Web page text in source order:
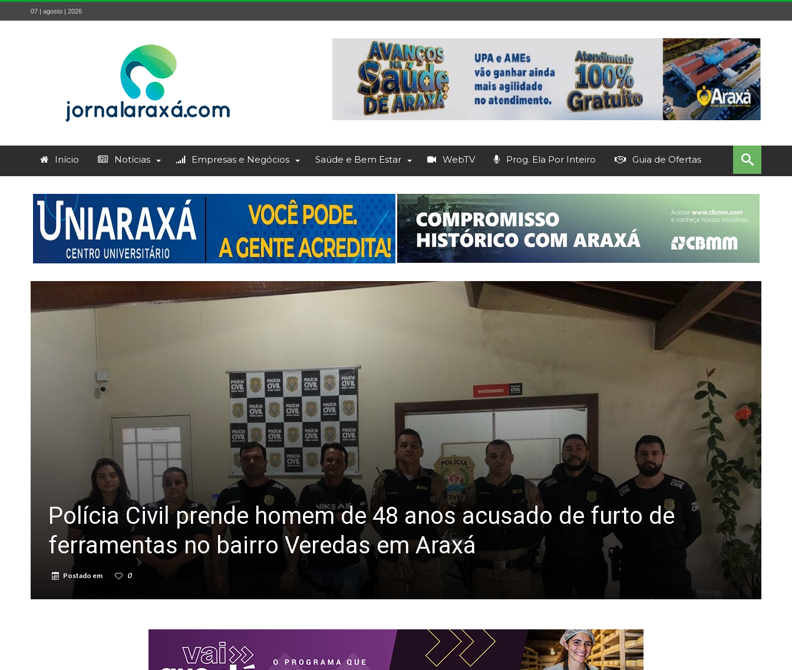
07 | agosto | 2026
Início Notícias Empresas e Negócios Saúde e Bem Estar WebTV Prog. Ela Por Inteiro Guia de Ofertas
Polícia Civil prende homem de 48 anos acusado de furto de
ferramentas no bairro Veredas em Araxá
Postado em 0